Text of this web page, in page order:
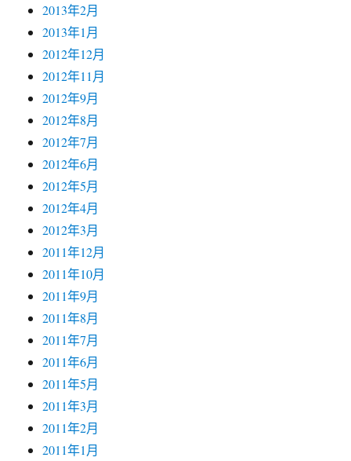
2013年2月
2013年1月
2012年12月
2012年11月
2012年9月
2012年8月
2012年7月
2012年6月
2012年5月
2012年4月
2012年3月
2011年12月
2011年10月
2011年9月
2011年8月
2011年7月
2011年6月
2011年5月
2011年3月
2011年2月
2011年1月